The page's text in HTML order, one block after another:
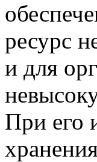
ресурс
и для
При его